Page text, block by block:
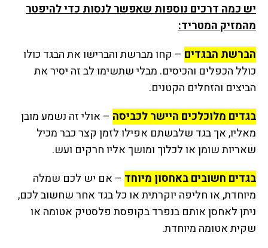
יש כמה דרכים נוספות שאפשר לנסות כדי להיפטר
מהמזיק המטריד:
הברשת הבגדים – קחו מברשת והברישו את הבגד כולו
כולל הכפלים והכיסים. מבלי שתשימו לב זה יסיר את
הביצים והזחלים הקטנים.
בגדים מלוכלכים היישר לכביסה – אולי זה נשמע מובן
מאליו, אך בגד שלבשתם אפילו לזמן קצר כבר מכיל
שאריות שומן או לכלוך ומושך אליו חרקים ועש.
בגדים חשובים באחסון מיוחד – אם יש לכם שמלה
מיוחדת, או חליפה יוקרתית או כל בגד אחר שחשוב לכם,
ניתן לאחסן אותם בנפרד בקופסת פלסטיק אטומה או
שקית אטומה מיוחדת.